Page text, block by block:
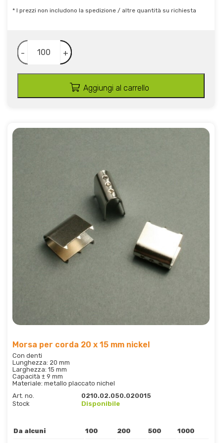
* I prezzi non includono la spedizione / altre quantità su richiesta
- +
Aggiungi al carrello
Morsa per corda 20 x 15 mm nickel
Con denti
Lunghezza: 20 mm
Larghezza: 15 mm
Capacità ± 9 mm
Materiale: metallo placcato nichel
Art. no.
0210.02.050.020015
Stock
Disponibile
Da alcuni 100 200 500 1000